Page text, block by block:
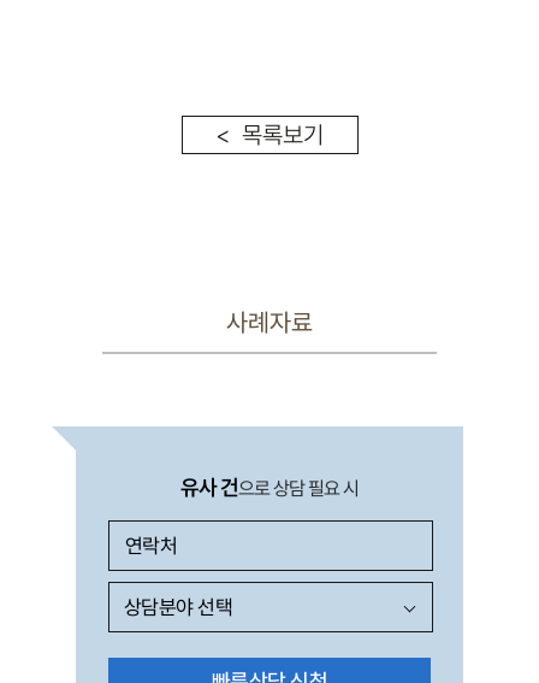
< 목록보기
사례자료
유사 건으로 상담 필요 시